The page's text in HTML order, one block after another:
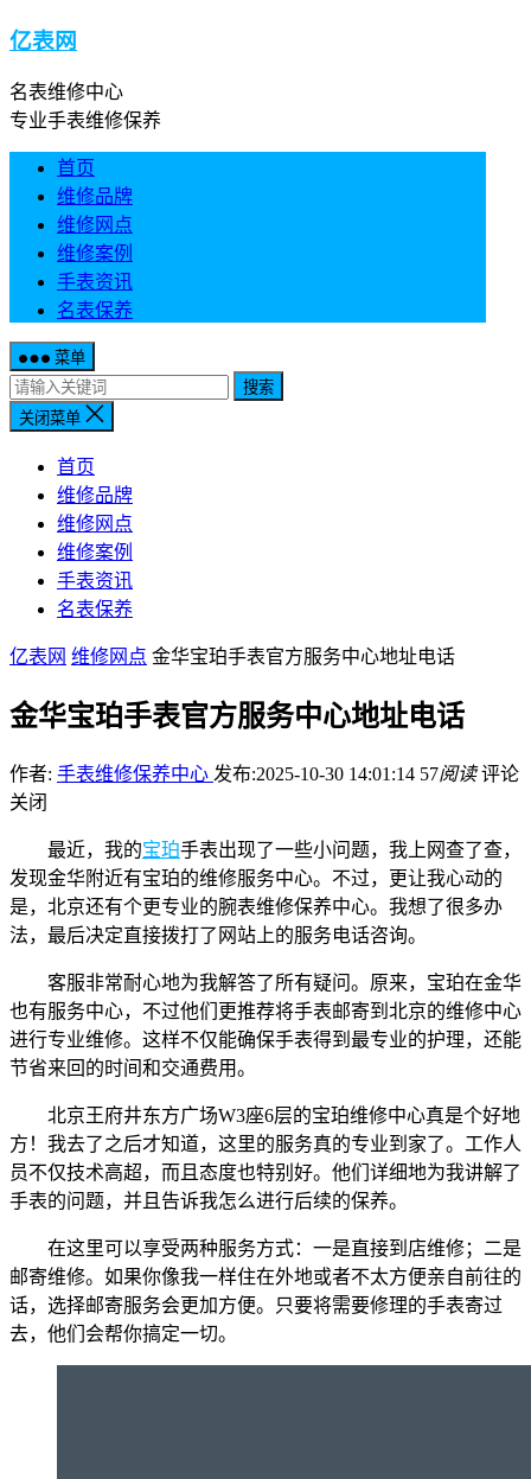
亿表网
名表维修中心
专业手表维修保养
首页
维修品牌
维修网点
维修案例
手表资讯
名表保养
菜单
搜索
关闭菜单
首页
维修品牌
维修网点
维修案例
手表资讯
名表保养
亿表网 维修网点 金华宝珀手表官方服务中心地址电话
金华宝珀手表官方服务中心地址电话
作者: 手表维修保养中心 发布:2025-10-30 14:01:14 57阅读 评论
关闭
最近，我的宝珀手表出现了一些小问题，我上网查了查，
发现金华附近有宝珀的维修服务中心。不过，更让我心动的
是，北京还有个更专业的腕表维修保养中心。我想了很多办
法，最后决定直接拨打了网站上的服务电话咨询。
客服非常耐心地为我解答了所有疑问。原来，宝珀在金华
也有服务中心，不过他们更推荐将手表邮寄到北京的维修中心
进行专业维修。这样不仅能确保手表得到最专业的护理，还能
节省来回的时间和交通费用。
北京王府井东方广场W3座6层的宝珀维修中心真是个好地
方！我去了之后才知道，这里的服务真的专业到家了。工作人
员不仅技术高超，而且态度也特别好。他们详细地为我讲解了
手表的问题，并且告诉我怎么进行后续的保养。
在这里可以享受两种服务方式：一是直接到店维修；二是
邮寄维修。如果你像我一样住在外地或者不太方便亲自前往的
话，选择邮寄服务会更加方便。只要将需要修理的手表寄过
去，他们会帮你搞定一切。